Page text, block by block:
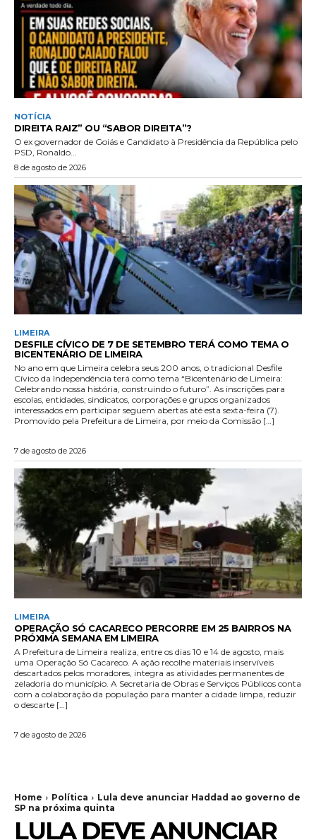
NOTÍCIA
DIREITA RAIZ” OU “SABOR DIREITA”?
O ex governador de Goiás e Candidato à Presidência da República pelo
PSD, Ronaldo...
8 de agosto de 2026
LIMEIRA
DESFILE CÍVICO DE 7 DE SETEMBRO TERÁ COMO TEMA O
BICENTENÁRIO DE LIMEIRA
No ano em que Limeira celebra seus 200 anos, o tradicional Desfile
Cívico da Independência terá como tema “Bicentenário de Limeira:
Celebrando nossa história, construindo o futuro”. As inscrições para
escolas, entidades, sindicatos, corporações e grupos organizados
interessados em participar seguem abertas até esta sexta-feira (7).
Promovido pela Prefeitura de Limeira, por meio da Comissão […]
7 de agosto de 2026
LIMEIRA
OPERAÇÃO SÓ CACARECO PERCORRE EM 25 BAIRROS NA
PRÓXIMA SEMANA EM LIMEIRA
A Prefeitura de Limeira realiza, entre os dias 10 e 14 de agosto, mais
uma Operação Só Cacareco. A ação recolhe materiais inservíveis
descartados pelos moradores, integra as atividades permanentes de
zeladoria do município. A Secretaria de Obras e Serviços Públicos conta
com a colaboração da população para manter a cidade limpa, reduzir
o descarte […]
7 de agosto de 2026